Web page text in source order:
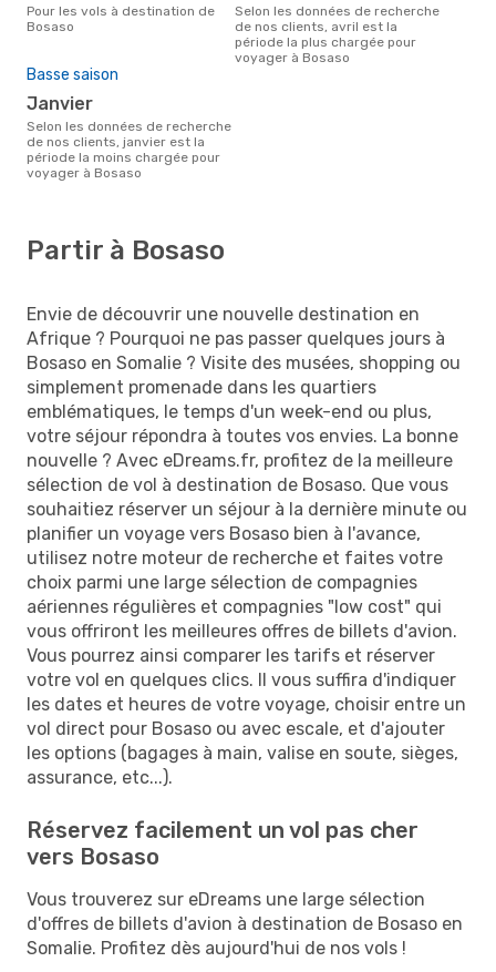
Pour les vols à destination de
Bosaso
Selon les données de recherche
de nos clients, avril est la
période la plus chargée pour
voyager à Bosaso
Basse saison
janvier
Selon les données de recherche
de nos clients, janvier est la
période la moins chargée pour
voyager à Bosaso
Partir à Bosaso
Envie de découvrir une nouvelle destination en
Afrique ? Pourquoi ne pas passer quelques jours à
Bosaso en Somalie ? Visite des musées, shopping ou
simplement promenade dans les quartiers
emblématiques, le temps d'un week-end ou plus,
votre séjour répondra à toutes vos envies. La bonne
nouvelle ? Avec eDreams.fr, profitez de la meilleure
sélection de vol à destination de Bosaso. Que vous
souhaitiez réserver un séjour à la dernière minute ou
planifier un voyage vers Bosaso bien à l'avance,
utilisez notre moteur de recherche et faites votre
choix parmi une large sélection de compagnies
aériennes régulières et compagnies "low cost" qui
vous offriront les meilleures offres de billets d'avion.
Vous pourrez ainsi comparer les tarifs et réserver
votre vol en quelques clics. Il vous suffira d'indiquer
les dates et heures de votre voyage, choisir entre un
vol direct pour Bosaso ou avec escale, et d'ajouter
les options (bagages à main, valise en soute, sièges,
assurance, etc...).
Réservez facilement un vol pas cher
vers Bosaso
Vous trouverez sur eDreams une large sélection
d'offres de billets d'avion à destination de Bosaso en
Somalie. Profitez dès aujourd'hui de nos vols !